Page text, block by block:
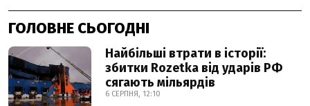
ГОЛОВНЕ СЬОГОДНІ
Найбільші втрати в історії:
збитки Rozetka від ударів РФ
сягають мільярдів
6 СЕРПНЯ, 12:10